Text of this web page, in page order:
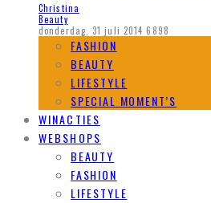
Christina
Beauty
donderdag, 31 juli 2014 6898
FASHION
BEAUTY
LIFESTYLE
SPECIAL MOMENT’S
WINACTIES
WEBSHOPS
BEAUTY
FASHION
LIFESTYLE